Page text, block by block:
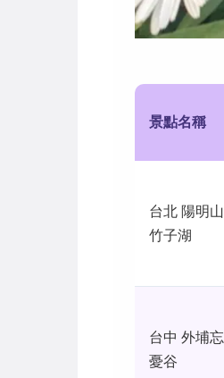
景點名稱
台北 陽明山
竹子湖
台中 外埔忘
憂谷